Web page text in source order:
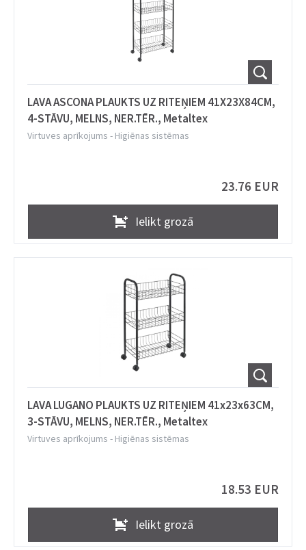
LAVA ASCONA PLAUKTS UZ RITEŅIEM 41X23X84CM,
4-STĀVU, MELNS, NER.TĒR., Metaltex
Virtuves aprīkojums - Higiēnas sistēmas
23.76 EUR
Ielikt grozā
LAVA LUGANO PLAUKTS UZ RITEŅIEM 41x23x63CM,
3-STĀVU, MELNS, NER.TĒR., Metaltex
Virtuves aprīkojums - Higiēnas sistēmas
18.53 EUR
Ielikt grozā